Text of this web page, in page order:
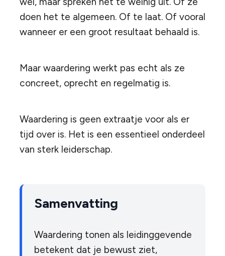
doen het te algemeen. Of te laat. Of vooral
wanneer er een groot resultaat behaald is.
Maar waardering werkt pas echt als ze
concreet, oprecht en regelmatig is.
Waardering is geen extraatje voor als er
tijd over is. Het is een essentieel onderdeel
van sterk leiderschap.
Samenvatting
Waardering tonen als leidinggevende
betekent dat je bewust ziet,